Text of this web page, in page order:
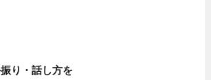
り・話し方を